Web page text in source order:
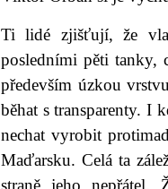
Ti lidé zjišťují, že
posledními pěti tanky,
především úzkou
běhat s transparenty. I
nechat vyrobit
Maďarsku. Celá ta
straně jeho